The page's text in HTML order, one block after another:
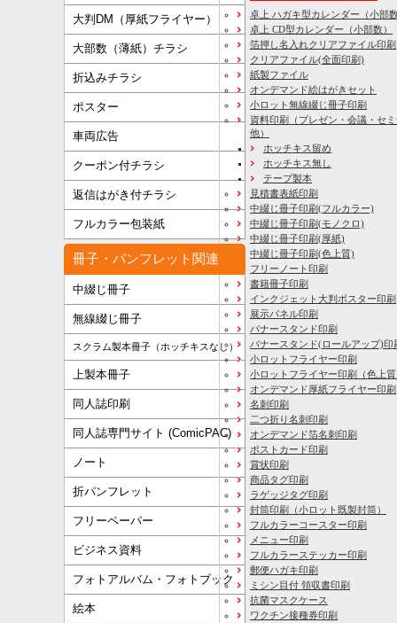
大判DM（厚紙フライヤー）
大部数（薄紙）チラシ
折込みチラシ
ポスター
車両広告
クーポン付チラシ
返信はがき付チラシ
フルカラー包装紙
冊子・パンフレット関連
中綴じ冊子
無線綴じ冊子
スクラム製本冊子（ホッチキスなし）
上製本冊子
同人誌印刷
同人誌専門サイト (ComicPAC)
ノート
折パンフレット
フリーペーパー
ビジネス資料
フォトアルバム・フォトブック
絵本
卓上 ハガキ型カレンダー（小部
卓上 CD型カレンダー（小部数）
箔押し名入れクリアファイル印刷
クリアファイル(全面印刷)
紙製ファイル
オンデマンド絵はがきセット
小ロット無線綴じ冊子印刷
資料印刷
（プレゼン・会議・セ
他）
ホッチキス留め
ホッチキス無し
テープ製本
見積書表紙印刷
中綴じ冊子印刷(フルカラー)
中綴じ冊子印刷(モノクロ)
中綴じ冊子印刷(厚紙)
中綴じ冊子印刷(色上質)
フリーノート印刷
書籍冊子印刷
インクジェット大判ポスター印刷
展示パネル印刷
バナースタンド印刷
バナースタンド(ロールアップ)印
小ロットフライヤー印刷
小ロットフライヤー印刷（色上
オンデマンド厚紙フライヤー印刷
名刺印刷
二つ折り名刺印刷
オンデマンド箔名刺印刷
ポストカード印刷
賞状印刷
商品タグ印刷
ラゲッジタグ印刷
封筒印刷
（小ロット既製封筒）
フルカラーコースター印刷
メニュー印刷
フルカラーステッカー印刷
郵便ハガキ印刷
ミシン目付 領収書印刷
抗菌マスクケース
ワクチン接種券印刷